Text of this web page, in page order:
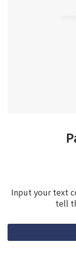
Input your text
tell